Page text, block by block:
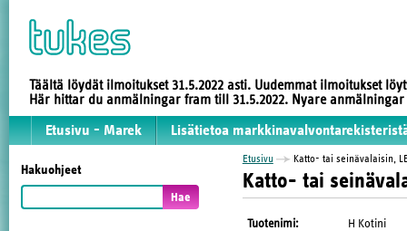
Täältä löydät ilmoitukset 31.5.2022 asti. Uudemmat ilmoitukset
Här hittar du anmälningar fram till 31.5.2022. Nyare
Etusivu - Marek Lisätietoa
Hakuohjeet
Etusivu Katto- tai seinävalaisin,
Katto- tai
Tuotenimi:
H Kotini